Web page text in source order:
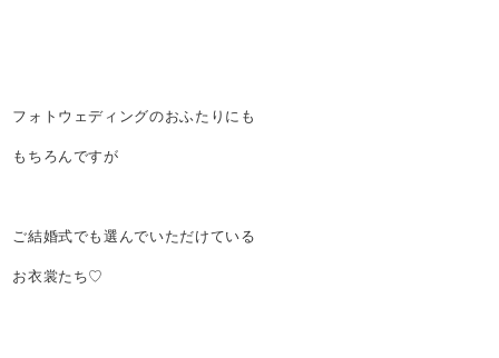
フォトウェディングのおふたりにも
もちろんですが
ご結婚式でも選んでいただけている
お衣裳たち♡